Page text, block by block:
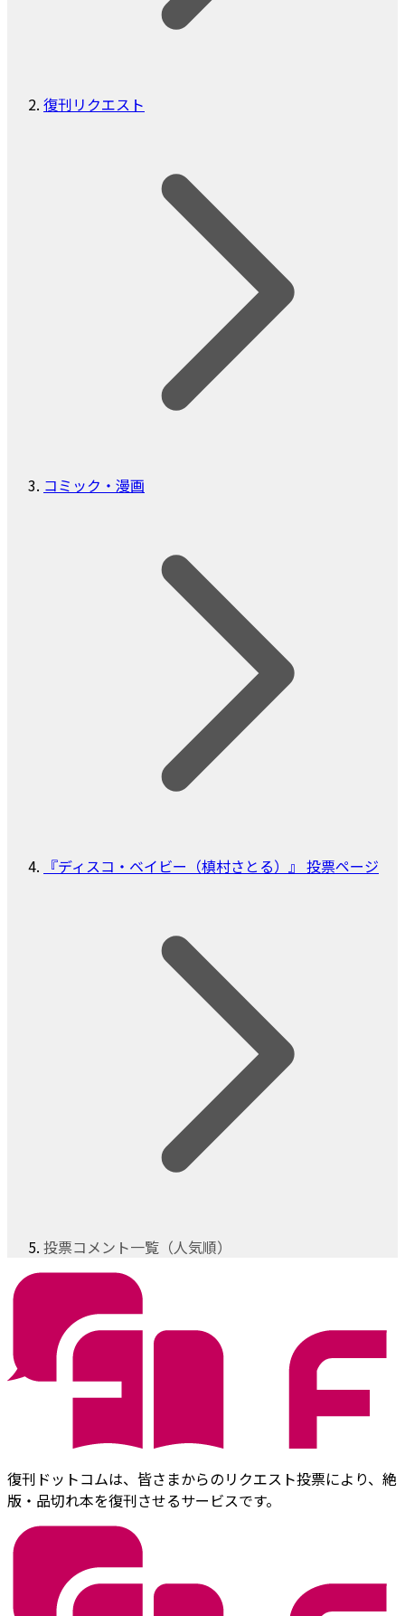
復刊リクエスト
コミック・漫画
『ディスコ・ベイビー（槙村さとる）』 投票ページ
投票コメント一覧（人気順）
復刊ドットコムは、皆さまからのリクエスト投票により、絶
版・品切れ本を復刊させるサービスです。